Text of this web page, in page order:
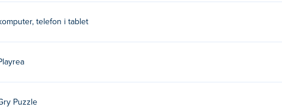
darmo?
urządzeniach mobilnych i komputerach stacjonarnych?
i urządzeniach mobilnych, takich jak telefony i tablety.
telefon i tablet
Puzzle